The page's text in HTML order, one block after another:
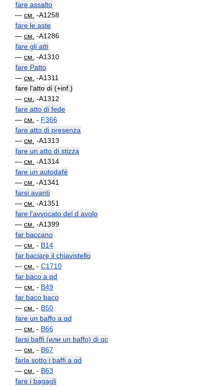
fare assalto
— см. -A1258
fare le aste
— см. -A1286
fare gli atti
— см. -A1310
fare Patto
— см. -A1311
fare l'atto di (+inf.)
— см. -A1312
fare atto di fede
— см. - F366
fare atto di presenza
— см. -A1313
fare un atto di stizza
— см. -A1314
fare un autodafé
— см. -A1341
farsi avanti
— см. -A1351
fare l'avvocato del d avolo
— см. -A1399
far baccano
— см. - B14
far baciare il chiavistello
— см. - C1710
far baco a qd
— см. - B49
far baco baco
— см. - B50
fare un baffo a qd
— см. - B66
farsi baffi (или un baffo) di qc
— см. - B67
farla sotto i baffi a qd
— см. - B63
fare i bagagli